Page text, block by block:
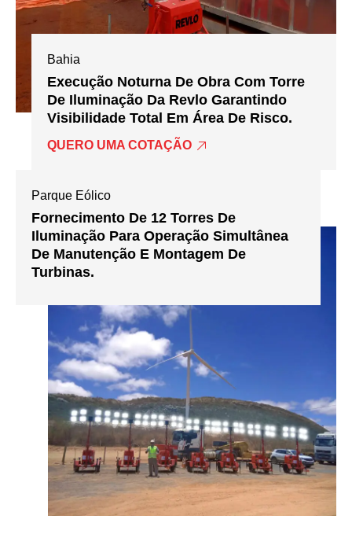
Bahia
Execução Noturna De Obra Com Torre
De Iluminação Da Revlo Garantindo
Visibilidade Total Em Área De Risco.
QUERO UMA COTAÇÃO
Parque Eólico
Fornecimento De 12 Torres De
Iluminação Para Operação Simultânea
De Manutenção E Montagem De
Turbinas.